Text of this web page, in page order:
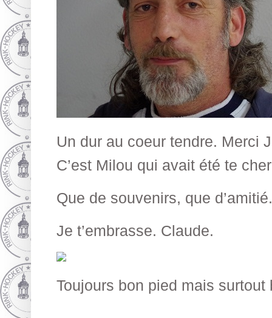
Un dur au coeur tendre. Merci
C’est Milou qui avait été te
Que de souvenirs, que d’amitié.
Je t’embrasse. Claude.
Toujours bon pied mais surtout